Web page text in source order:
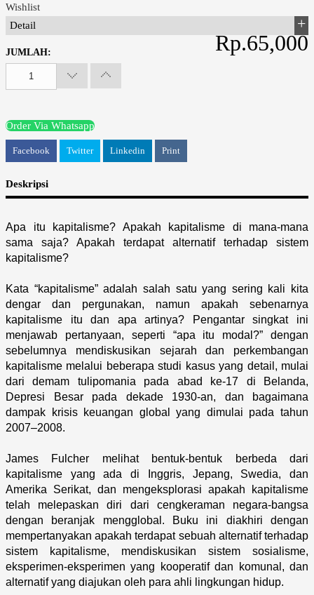
Wishlist
Detail
Rp.65,000
JUMLAH:
Order Via Whatsapp
Facebook Twitter Linkedin Print
Deskripsi
Apa itu kapitalisme? Apakah kapitalisme di mana-mana
sama saja? Apakah terdapat alternatif terhadap sistem
kapitalisme?
Kata “kapitalisme” adalah salah satu yang sering kali kita
dengar dan pergunakan, namun apakah sebenarnya
kapitalisme itu dan apa artinya? Pengantar singkat ini
menjawab pertanyaan, seperti “apa itu modal?” dengan
sebelumnya mendiskusikan sejarah dan perkembangan
kapitalisme melalui beberapa studi kasus yang detail, mulai
dari demam tulipomania pada abad ke-17 di Belanda,
Depresi Besar pada dekade 1930-an, dan bagaimana
dampak krisis keuangan global yang dimulai pada tahun
2007–2008.
James Fulcher melihat bentuk-bentuk berbeda dari
kapitalisme yang ada di Inggris, Jepang, Swedia, dan
Amerika Serikat, dan mengeksplorasi apakah kapitalisme
telah melepaskan diri dari cengkeraman negara-bangsa
dengan beranjak mengglobal. Buku ini diakhiri dengan
mempertanyakan apakah terdapat sebuah alternatif terhadap
sistem kapitalisme, mendiskusikan sistem sosialisme,
eksperimen-eksperimen yang kooperatif dan komunal, dan
alternatif yang diajukan oleh para ahli lingkungan hidup.